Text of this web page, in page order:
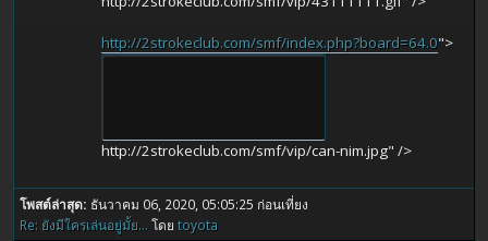
http://2strokeclub.com/smf/index.php?board=64.0">
http://2strokeclub.com/smf/vip/can-nim.jpg" />
โพสต์ล่าสุด: ธันวาคม 06, 2020, 05:05:25 ก่อนเที่ยง
Re: ยังมีใครเล่นอยู่มั้ย... โดย toyota